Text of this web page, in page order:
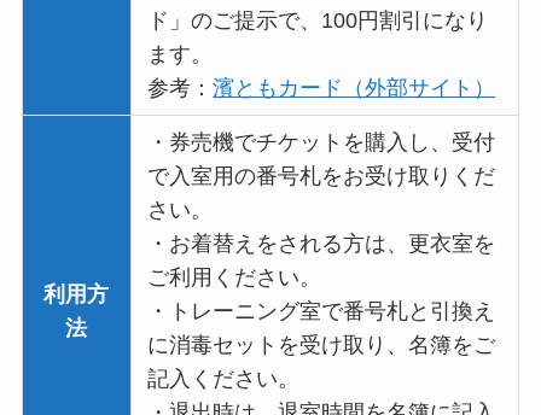
ド」のご提示で、100円割引になり
ます。
参考：濱ともカード（外部サイト）
利用方
法
・券売機でチケットを購入し、受付
で入室用の番号札をお受け取りくだ
さい。
・お着替えをされる方は、更衣室を
ご利用ください。
・トレーニング室で番号札と引換え
に消毒セットを受け取り、名簿をご
記入ください。